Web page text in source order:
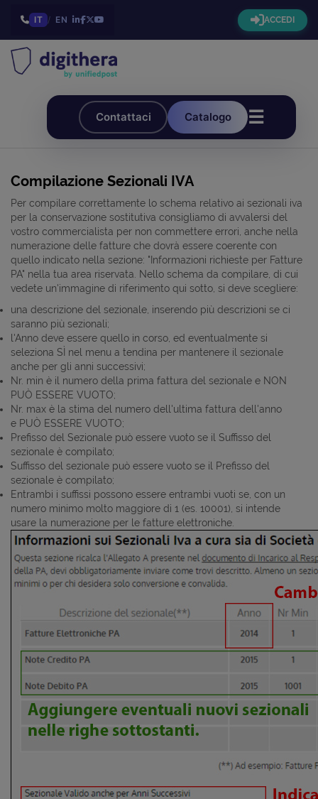
IT / EN ACCEDI
Contattaci Catalogo ☰
Compilazione Sezionali IVA
Per compilare correttamente lo schema relativo ai sezionali iva
per la conservazione sostitutiva consigliamo di avvalersi del
vostro commercialista per non commettere errori, anche nella
numerazione delle fatture che dovrà essere coerente con
quello indicato nella sezione: "Informazioni richieste per Fatture
PA" nella tua area riservata. Nello schema da compilare, di cui
vedete un'immagine di riferimento qui sotto, si deve scegliere:
una descrizione del sezionale, inserendo più descrizioni se ci
saranno più sezionali;
l'Anno deve essere quello in corso, ed eventualmente si
seleziona SÌ nel menu a tendina per mantenere il sezionale
anche per gli anni successivi;
Nr. min è il numero della prima fattura del sezionale e NON
PUÒ ESSERE VUOTO;
Nr. max è la stima del numero dell'ultima fattura dell'anno
e PUÒ ESSERE VUOTO;
Prefisso del Sezionale può essere vuoto se il Suffisso del
sezionale è compilato;
Suffisso del sezionale può essere vuoto se il Prefisso del
sezionale è compilato;
Entrambi i suffissi possono essere entrambi vuoti se, con un
numero minimo molto maggiore di 1 (es. 10001), si intende
usare la numerazione per le fatture elettroniche.